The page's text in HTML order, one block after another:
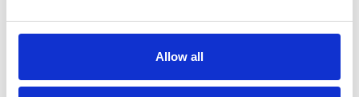
Allow all